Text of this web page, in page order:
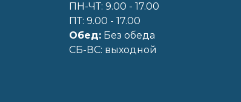
ПН-ЧТ: 9.00 - 17.00
ПТ: 9.00 - 17.00
Обед: Без обеда
CБ-ВС: выходной